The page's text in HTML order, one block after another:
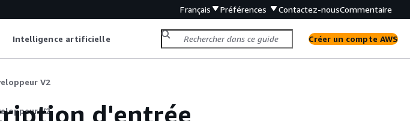
Français Préférences Contactez-nousCommentaire
Intelligence artificielle Créer un compte AWS
V2
V2 d'entrée